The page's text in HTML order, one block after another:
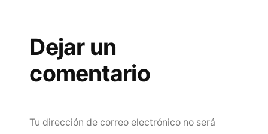
Dejar un
comentario
Tu dirección de correo electrónico no será